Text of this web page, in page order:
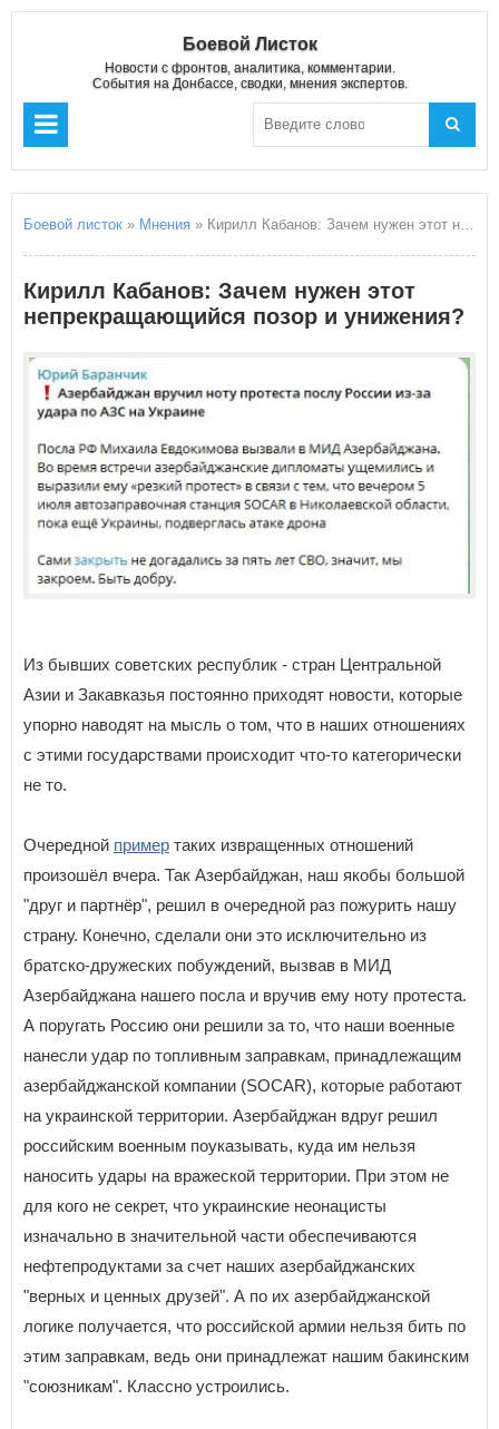
Боевой Листок
Новости с фронтов, аналитика, комментарии.
События на Донбассе, сводки, мнения экспертов.
Боевой листок » Мнения » Кирилл Кабанов: Зачем нужен этот непрекращающийся позор и унижения?
Кирилл Кабанов: Зачем нужен этот
непрекращающийся позор и унижения?
Из бывших советских республик - стран Центральной
Азии и Закавказья постоянно приходят новости, которые
упорно наводят на мысль о том, что в наших отношениях
с этими государствами происходит что-то категорически
не то.
Очередной пример таких извращенных отношений
произошёл вчера. Так Азербайджан, наш якобы большой
"друг и партнёр", решил в очередной раз пожурить нашу
страну. Конечно, сделали они это исключительно из
братско-дружеских побуждений, вызвав в МИД
Азербайджана нашего посла и вручив ему ноту протеста.
А поругать Россию они решили за то, что наши военные
нанесли удар по топливным заправкам, принадлежащим
азербайджанской компании (SOCAR), которые работают
на украинской территории. Азербайджан вдруг решил
российским военным поуказывать, куда им нельзя
наносить удары на вражеской территории. При этом не
для кого не секрет, что украинские неонацисты
изначально в значительной части обеспечиваются
нефтепродуктами за счет наших азербайджанских
"верных и ценных друзей". А по их азербайджанской
логике получается, что российской армии нельзя бить по
этим заправкам, ведь они принадлежат нашим бакинским
"союзникам". Классно устроились.